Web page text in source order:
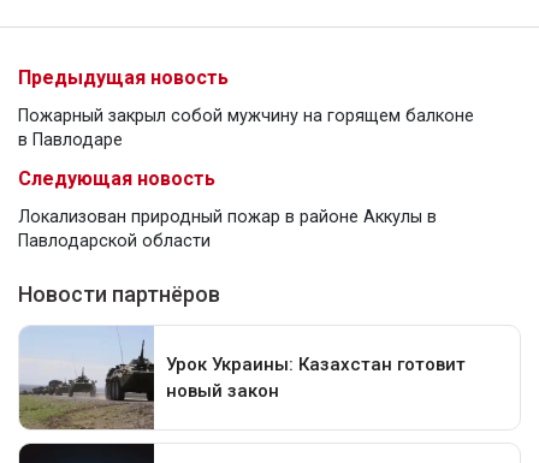
Предыдущая новость
Пожарный закрыл собой мужчину на горящем балконе
в Павлодаре
Следующая новость
Локализован природный пожар в районе Аккулы в
Павлодарской области